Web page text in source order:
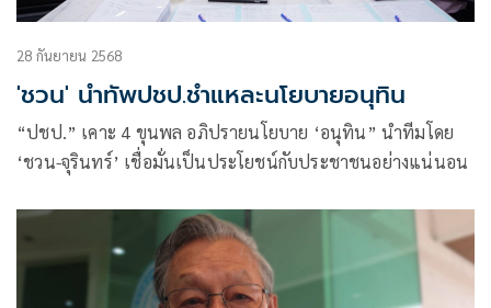
28 กันยายน 2568
'ชวน' นำทัพปชป.ชำแหละนโยบายอนุทิน
“ปชป.” เคาะ 4 ขุนพล อภิปรายนโยบาย ‘อนุทิน” นำทีมโดย
‘ชวน-จุรินทร์’ เชื่อมั่นเป็นประโยชน์กับประชาชนอย่างแน่นอน